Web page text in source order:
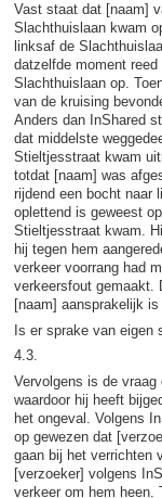
Vast staat dat [naam]
Slachthuislaan kwam
linksaf de
datzelfde moment
Slachthuislaan op.
van de kruising
Anders dan InShared
dat middelste
Stieltjesstraat kwam
totdat [naam] was
rijdend een bocht naar
oplettend is geweest
Stieltjesstraat kwam.
hij tegen hem
verkeer voorrang had
verkeersfout gemaakt.
[naam] aansprakelijk
Is er sprake van eigen
4.3.
Vervolgens is de
waardoor hij heeft
het ongeval. Volgens
op gewezen dat
gaan bij het verrichten
[verzoeker] volgens
verkeer om hem heen.